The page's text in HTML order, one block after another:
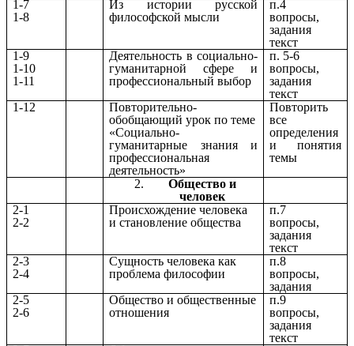
1-7
1-8
Из истории русской
философской мысли
п.4
вопросы,
задания
текст
1-9
1-10
1-11
Деятельность в социально-
гуманитарной сфере и
профессиональный выбор
п. 5-6
вопросы,
задания
текст
1-12
Повторительно-
обобщающий урок по теме
«Социально-
гуманитарные знания и
профессиональная
деятельность»
Повторить
все
определения
и понятия
темы
Общество и
человек
2-1
2-2
Происхождение человека
и становление общества
п.7
вопросы,
задания
текст
2-3
2-4
Сущность человека как
проблема философии
п.8
вопросы,
задания
2-5
2-6
Общество и общественные
отношения
п.9
вопросы,
задания
текст